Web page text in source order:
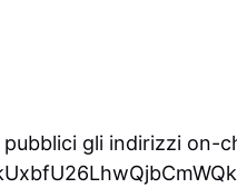
gli indirizzi on-